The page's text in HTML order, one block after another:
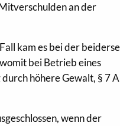
an der
kam es bei der
bei Betrieb eines
höhere Gewalt, § 7
wenn der